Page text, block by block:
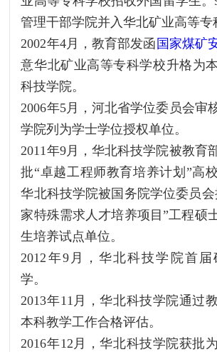
管理干部学院并入华北矿业高等专
2002年4月，教育部发函 国家煤矿
意华北矿业高等专科学校升格为
科技学院。
2006年5月，河北省学位委员会审
学院列为学士学位授权单位。
2011年9月，华北科技学院被教育
批“卓越工程师教育培养计划”高
华北科技学院被国务院学位委员会
家特殊需求人才培养项目”工程硕
生培养试点单位。
2012年9月，华北科技学院首届
学。
2013年11月，华北科技学院通过
本科教学工作合格评估。
2016年12月，华北科技学院获批